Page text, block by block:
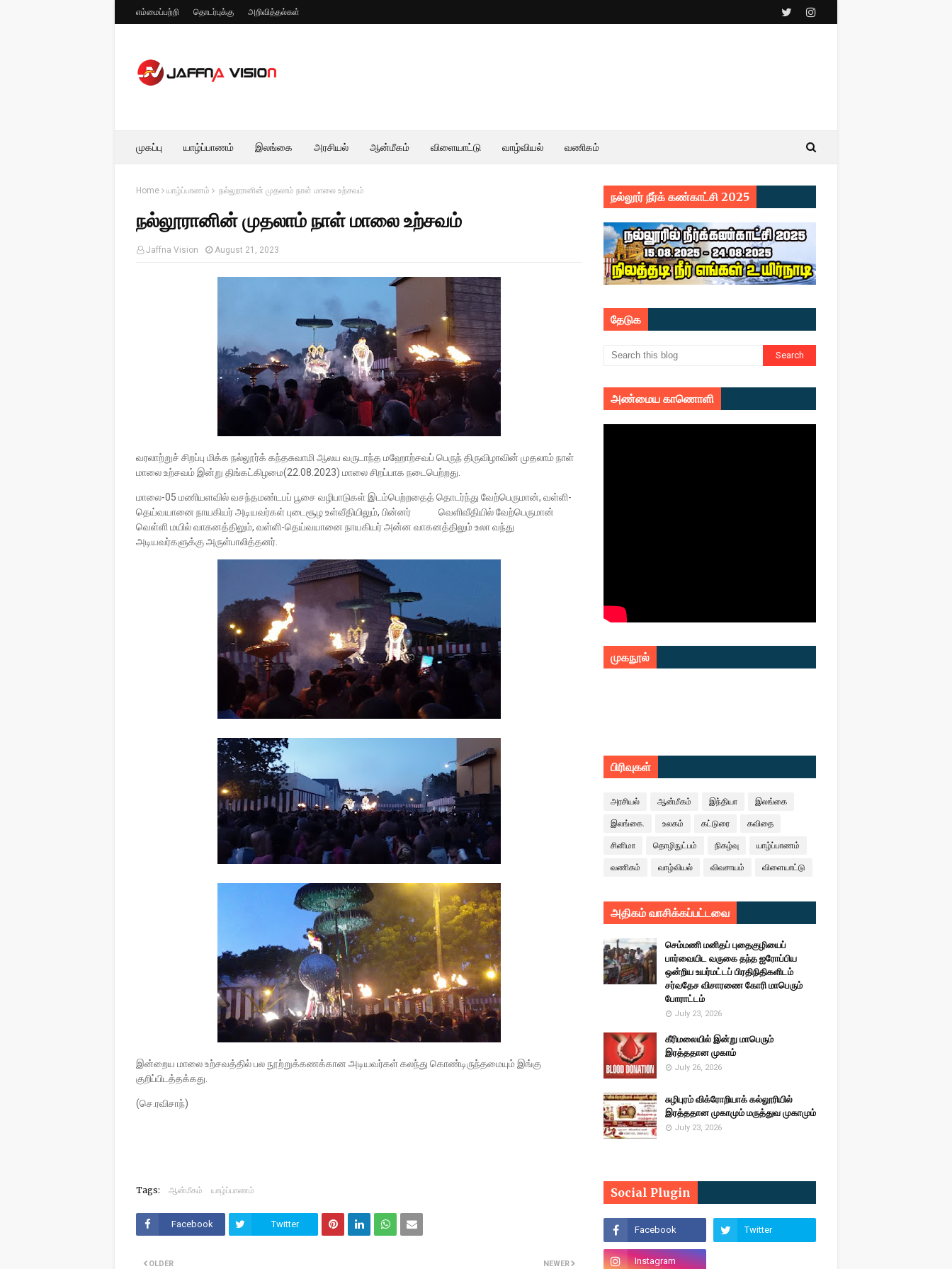
எம்மைப்பற்றி தொடர்புக்கு அறிவித்தல்கள்
முகப்பு யாழ்ப்பாணம் இலங்கை அரசியல் ஆன்மீகம் விளையாட்டு வாழ்வியல் வணிகம்
Home யாழ்ப்பாணம் நல்லூரானின் முதலாம் நாள் மாலை உற்சவம்
நல்லூரானின் முதலாம் நாள் மாலை உற்சவம்
Jaffna Vision August 21, 2023
வரலாற்றுச் சிறப்பு மிக்க நல்லூர்க் கந்தசுவாமி ஆலய வருடாந்த மஹோற்சவப் பெருந் திருவிழாவின் முதலாம் நாள்
மாலை உற்சவம் இன்று திங்கட்கிழமை(22.08.2023) மாலை சிறப்பாக நடைபெற்றது.
மாலை-05 மணியளவில் வசந்தமண்டபப் பூசை வழிபாடுகள் இடம்பெற்றதைத் தொடர்ந்து வேற்பெருமான், வள்ளி-
தெய்வயானை நாயகியர் அடியவர்கள் புடைசூழ உள்வீதியிலும், பின்னர் வெளிவீதியில் வேற்பெருமான்
வெள்ளி மயில் வாகனத்திலும், வள்ளி-தெய்வயானை நாயகியர் அன்ன வாகனத்திலும் உலா வந்து
அடியவர்களுக்கு அருள்பாலித்தனர்.
இன்றைய மாலை உற்சவத்தில் பல நூற்றுக்கணக்கான அடியவர்கள் கலந்து கொண்டிருந்தமையும் இங்கு
குறிப்பிடத்தக்கது.
(செ.ரவிசாந்)
Tags: ஆன்மீகம் யாழ்ப்பாணம்
Facebook Twitter
NEWER
OLDER
நல்லூர் நீர்க் கண்காட்சி 2025
தேடுக
அண்மைய காணொளி
முகநூல்
பிரிவுகள்
அரசியல் ஆன்மீகம் இந்தியா இலங்கை
இலங்கை. உலகம் கட்டுரை கவிதை
சினிமா தொழிநுட்பம் நிகழ்வு யாழ்ப்பாணம்
வணிகம் வாழ்வியல் விவசாயம் விளையாட்டு
அதிகம் வாசிக்கப்பட்டவை
செம்மணி மனிதப் புதைகுழியைப்
பார்வையிட வருகை தந்த ஐரோப்பிய
ஒன்றிய உயர்மட்டப் பிரதிநிதிகளிடம்
சர்வதேச விசாரணை கோரி மாபெரும்
போராட்டம்
July 23, 2026
கீரிமலையில் இன்று மாபெரும்
இரத்ததான முகாம்
July 26, 2026
சுழிபுரம் விக்ரோறியாக் கல்லூரியில்
இரத்ததான முகாமும் மருத்துவ முகாமும்
July 23, 2026
Social Plugin